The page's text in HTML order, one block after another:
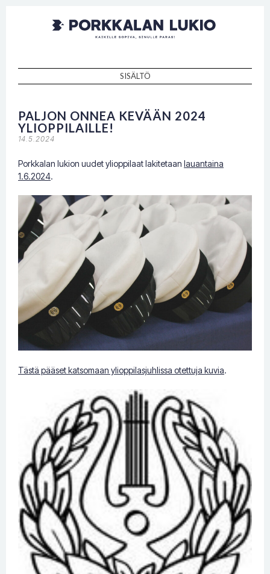
Porkkalan
lukio
Kaikille sopiva, sinulle paras!
SISÄLTÖ
PALJON ONNEA KEVÄÄN 2024
YLIOPPILAILLE!
14.5.2024
Porkkalan lukion uudet ylioppilaat lakitetaan lauantaina
1.6.2024.
Tästä pääset katsomaan ylioppilasjuhlissa otettuja kuvia.